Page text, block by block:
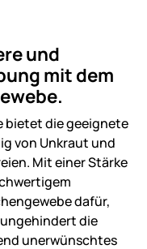
und
mit dem
bietet die geeignete
von Unkraut und
Mit einer Stärke
dafür,
die
unerwünschtes